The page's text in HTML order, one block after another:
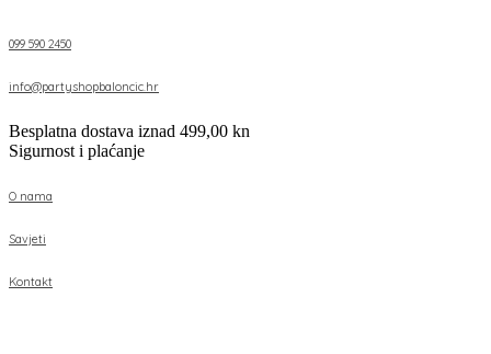
099 590 2450
info@partyshopbaloncic.hr
Besplatna dostava iznad 499,00 kn
Sigurnost i plaćanje
O nama
Savjeti
Kontakt